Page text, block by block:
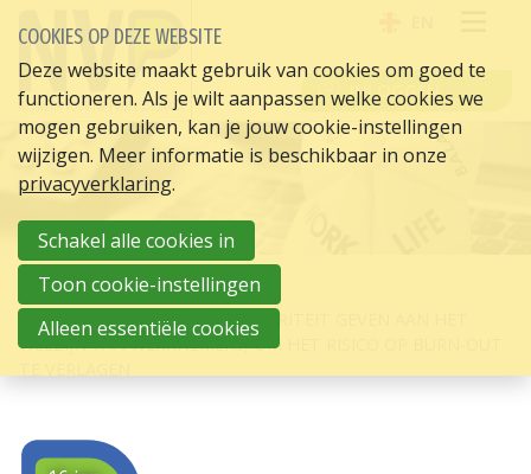
INLOGGEN
HOME
HR ACTUEEL
BEDRIJVEN MOETEN MEER PRIORITEIT GEVEN AAN HET
WELZIJN VAN WERKNEMERS, OM HET RISICO OP BURN-OUT
COOKIES OP DEZE WEBSITE
Deze website maakt gebruik van cookies om goed te
functioneren. Als je wilt aanpassen welke cookies we
mogen gebruiken, kan je jouw cookie-instellingen
wijzigen. Meer informatie is beschikbaar in onze
privacyverklaring.
Schakel alle cookies in
Toon cookie-instellingen
Alleen essentiële cookies